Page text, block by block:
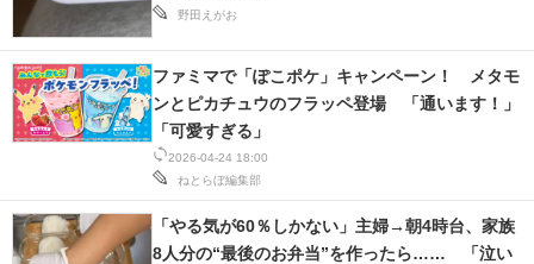
野田えがお
2026-04-24 18:00
ねとらぼ編集部
ファミマで「ぽこポケ」キャンペーン！ メタモ
ンとピカチュウのフラッペ登場 「通います！」
「可愛すぎる」
「やる気が60％しかない」主婦→朝4時台、家族
8人分の“最後のお弁当”を作ったら…… 「泣い